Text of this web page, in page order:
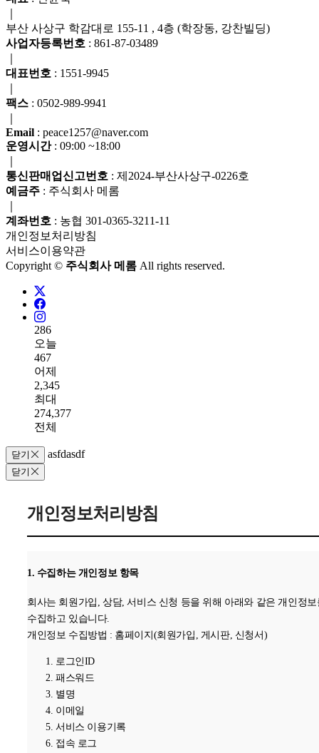
부산 사상구 학감대로 155-11 , 4층 (학장동, 강찬빌딩)
사업자등록번호 : 861-87-03489
대표번호 : 1551-9945
팩스 : 0502-989-9941
Email : peace1257@naver.com
운영시간: 09:00 ~18:00
통신판매업신고번호 : 제2024-부산사상구-0226호
예금주 : 주식회사 메롬
계좌번호 : 농협 301-0365-3211-11
개인정보처리방침
서비스이용약관
Copyright © 주식회사 메롬 All rights reserved.
286
오늘
467
어제
2,345
최대
274,377
전체
닫기 asfdasdf
닫기
개인정보처리방침
1. 수집하는 개인정보 항목
회사는 회원가입, 상담, 서비스 신청 등을 위해 아래와 같은 개인정보
수집하고 있습니다.
개인정보 수집방법 : 홈페이지(회원가입, 게시판, 신청서)
로그인ID
패스워드
별명
이메일
서비스 이용기록
접속 로그